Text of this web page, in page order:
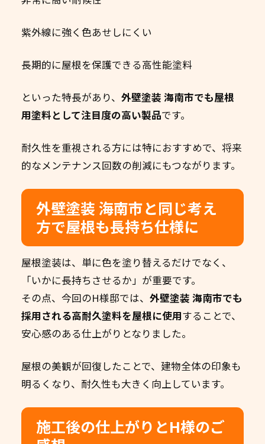
紫外線に強く色あせしにくい
長期的に屋根を保護できる高性能塗料
といった特長があり、 外壁塗装 海南市でも屋根
用塗料として注目度の高い製品です。
耐久性を重視される方には特におすすめで、将来
的なメンテナンス回数の削減にもつながります。
外壁塗装 海南市と同じ考え
方で屋根も長持ち仕様に
屋根塗装は、単に色を塗り替えるだけでなく、
「いかに長持ちさせるか」が重要です。
その点、今回のH様邸では、 外壁塗装 海南市でも
採用される高耐久塗料を屋根に使用することで、
安心感のある仕上がりとなりました。
屋根の美観が回復したことで、建物全体の印象も
明るくなり、耐久性も大きく向上しています。
施工後の仕上がりとH様のご